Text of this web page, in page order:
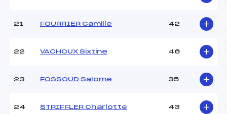
21 FOURRIER Camille 42
22 VACHOUX Sixtine 46
23 FOSSOUD Salome 35
24 STRIFFLER Charlotte 43